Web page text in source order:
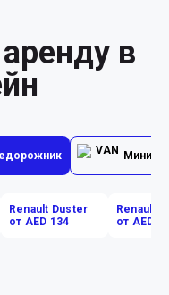
в
Renault Duster
от AED 134
Renault
от AED